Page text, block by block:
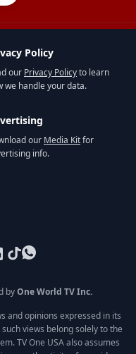
Policy
our Privacy Policyto learn
we handle your data.
our Media Kitfor
info.
byOne World TV Inc.
and opinions expressed in its
views belong solely to the
TV One USA also assumes